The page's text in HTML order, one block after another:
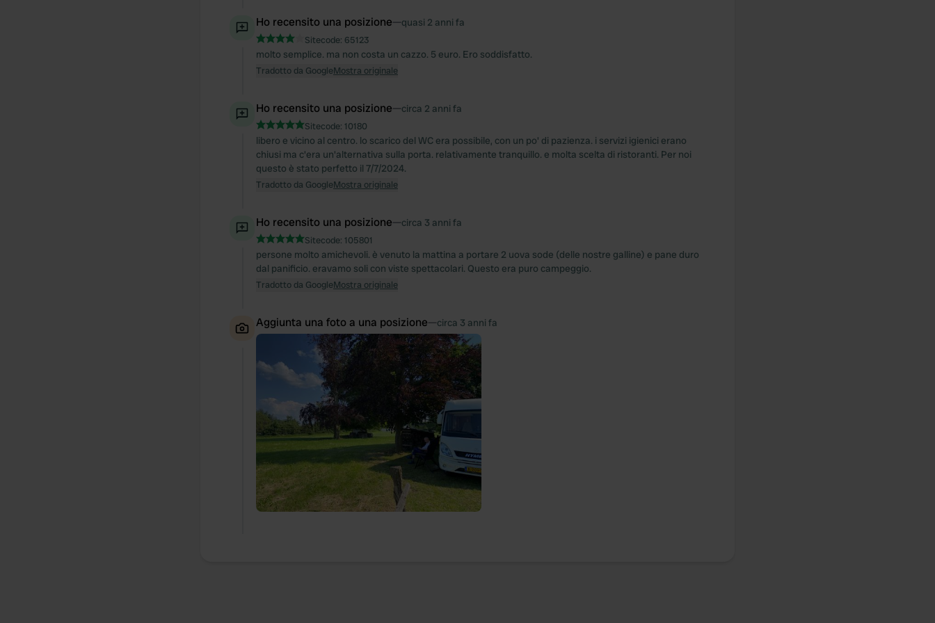
Ho recensito una posizione—quasi 2 anni fa
Sitecode: 65123
molto semplice. ma non costa un cazzo. 5 euro. Ero soddisfatto.
Tradotto da GoogleMostra originale
Ho recensito una posizione—circa 2 anni fa
Sitecode: 10180
libero e vicino al centro. lo scarico del WC era possibile, con un po' di pazienza. i servizi igienici erano
chiusi ma c'era un'alternativa sulla porta. relativamente tranquillo. e molta scelta di ristoranti. Per noi
questo è stato perfetto il 7/7/2024.
Tradotto da GoogleMostra originale
Ho recensito una posizione—circa 3 anni fa
Sitecode: 105801
persone molto amichevoli. è venuto la mattina a portare 2 uova sode (delle nostre galline) e pane duro
dal panificio. eravamo soli con viste spettacolari. Questo era puro campeggio.
Tradotto da GoogleMostra originale
Aggiunta una foto a una posizione—circa 3 anni fa